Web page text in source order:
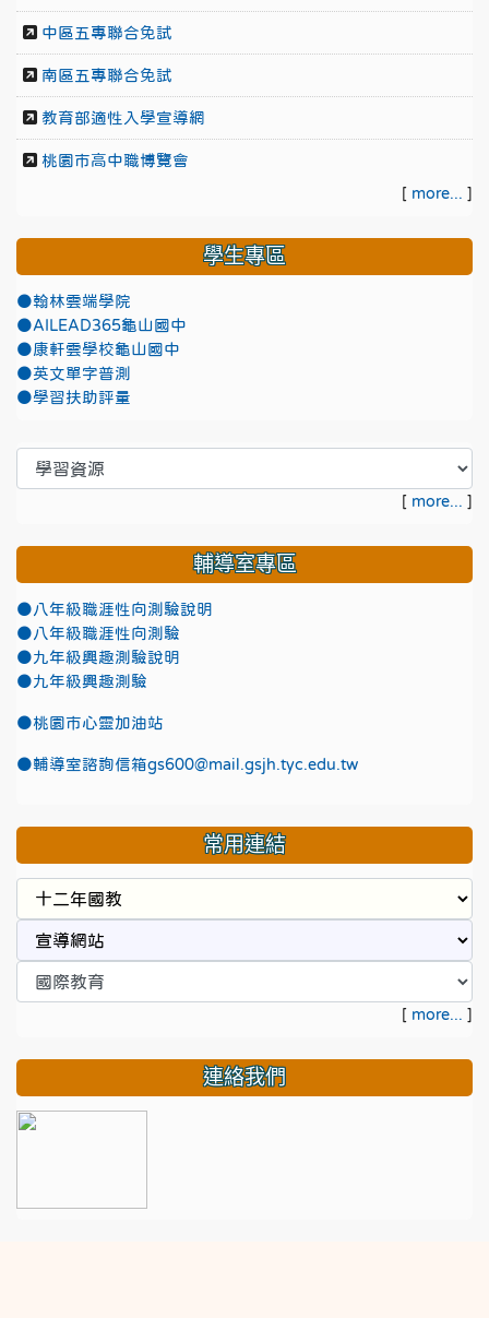
中區五專聯合免試
南區五專聯合免試
教育部適性入學宣導網
桃園市高中職博覽會
[ more... ]
學生專區
●翰林雲端學院
●AILEAD365龜山國中
●康軒雲學校龜山國中
●英文單字普測
●學習扶助評量
[ more... ]
輔導室專區
●八年級職涯性向測驗說明
●八年級職涯性向測驗
●九年級興趣測驗說明
●九年級興趣測驗
●桃園市心靈加油站
●輔導室諮詢信箱gs600@mail.gsjh.tyc.edu.tw
常用連結
[ more... ]
連絡我們